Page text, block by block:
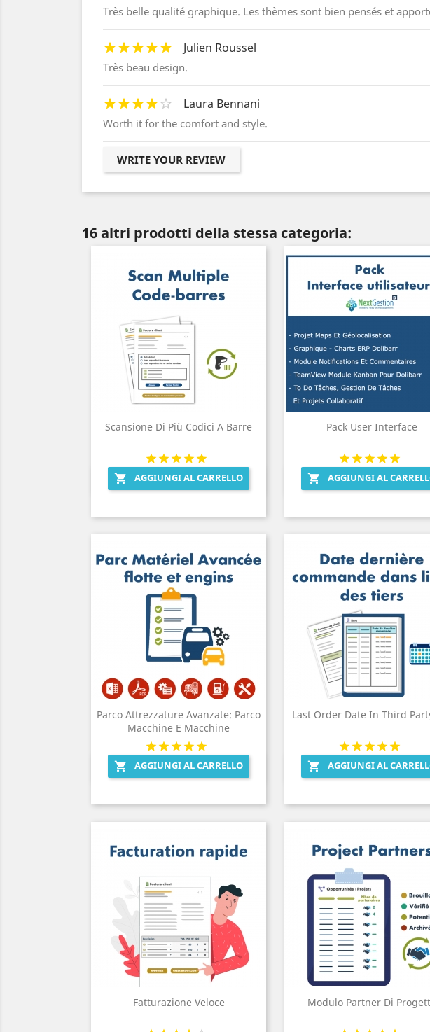
Très belle qualité graphique. Les thèmes sont bien pensés et
Julien Roussel
Très beau design.
Laura Bennani
Worth it for the comfort and style.
WRITE YOUR REVIEW
16 altri prodotti della stessa categoria:
Scansione Di Più Codici A Barre
 AGGIUNGI AL CARRELLO
Anteprima
Pack User Interface
 AGGIUNGI AL
Anteprima
Parco Attrezzature Avanzate: Parco
Macchine E Macchine
 AGGIUNGI AL CARRELLO
Anteprima
Last Order Date In Third
 AGGIUNGI AL
Anteprima
Fatturazione Veloce Modulo Partner Di